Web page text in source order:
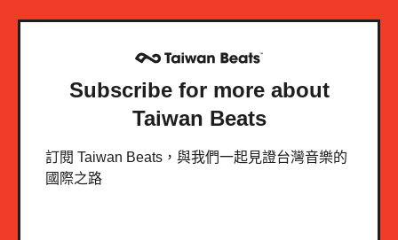
Subscribe for more about
Taiwan Beats
訂閱 Taiwan Beats，與我們一起見證台灣音樂的
國際之路